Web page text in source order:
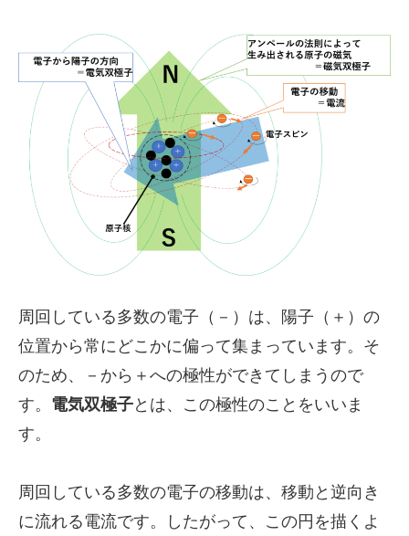
周回している多数の電子（－）は、陽子（＋）の
位置から常にどこかに偏って集まっています。そ
のため、－から＋への極性ができてしまうので
す。 電気双極子とは、この極性のことをいいま
す。
周回している多数の電子の移動は、移動と逆向き
に流れる電流です。したがって、この円を描くよ